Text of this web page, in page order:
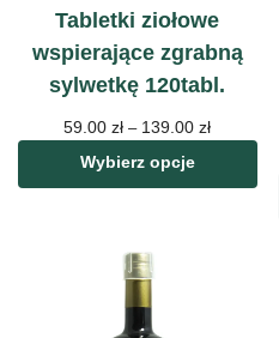
Tabletki ziołowe
wspierające zgrabną
sylwetkę 120tabl.
59.00zł – 139.00zł
Wybierz opcje